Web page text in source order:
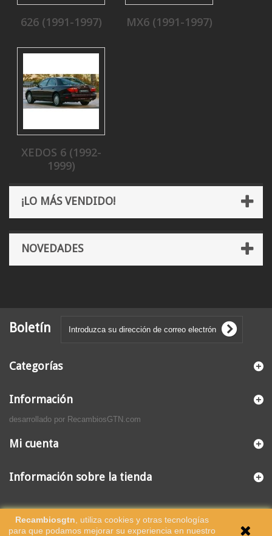
626 (1991-1997) MX6 (1991-1997)
XEDOS 6 (1992-
1999)
¡LO MÁS VENDIDO!
NOVEDADES
Boletín
Categorías
Información
desarrollado por RecambiosGTN.com
Mi cuenta
Información sobre la tienda
Recambiosgtn , utiliza cookies y otras tecnologías
para que podamos mejorar su experiencia en nuestro